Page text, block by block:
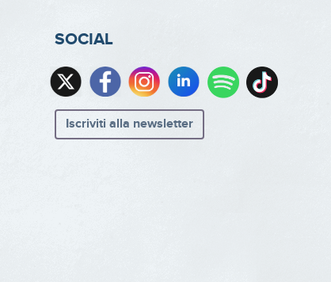
SOCIAL
Iscriviti alla newsletter